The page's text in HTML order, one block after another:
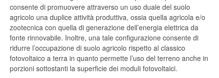
consente di promuovere attraverso un uso duale del suolo
agricolo una duplice attività produttiva, ossia quella agricola e/o
zootecnica con quella di generazione dell’energia elettrica da
fonte rinnovabile. Inoltre, una tale configurazione consente di
ridurre l’occupazione di suolo agricolo rispetto al classico
fotovoltaico a terra in quanto permette l’uso del terreno anche in
porzioni sottostanti la superficie dei moduli fotovoltaici.